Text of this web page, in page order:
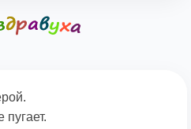
пугает.